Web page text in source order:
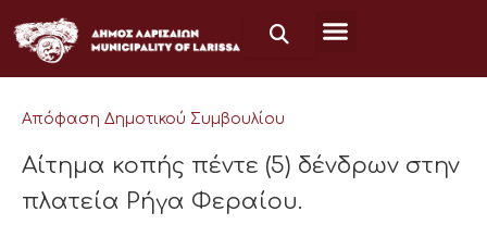
στο
περιεχόμενο
Απόφαση Δημοτικού Συμβουλίου
Αίτημα κοπής πέντε (5) δένδρων στην
πλατεία Ρήγα Φεραίου.